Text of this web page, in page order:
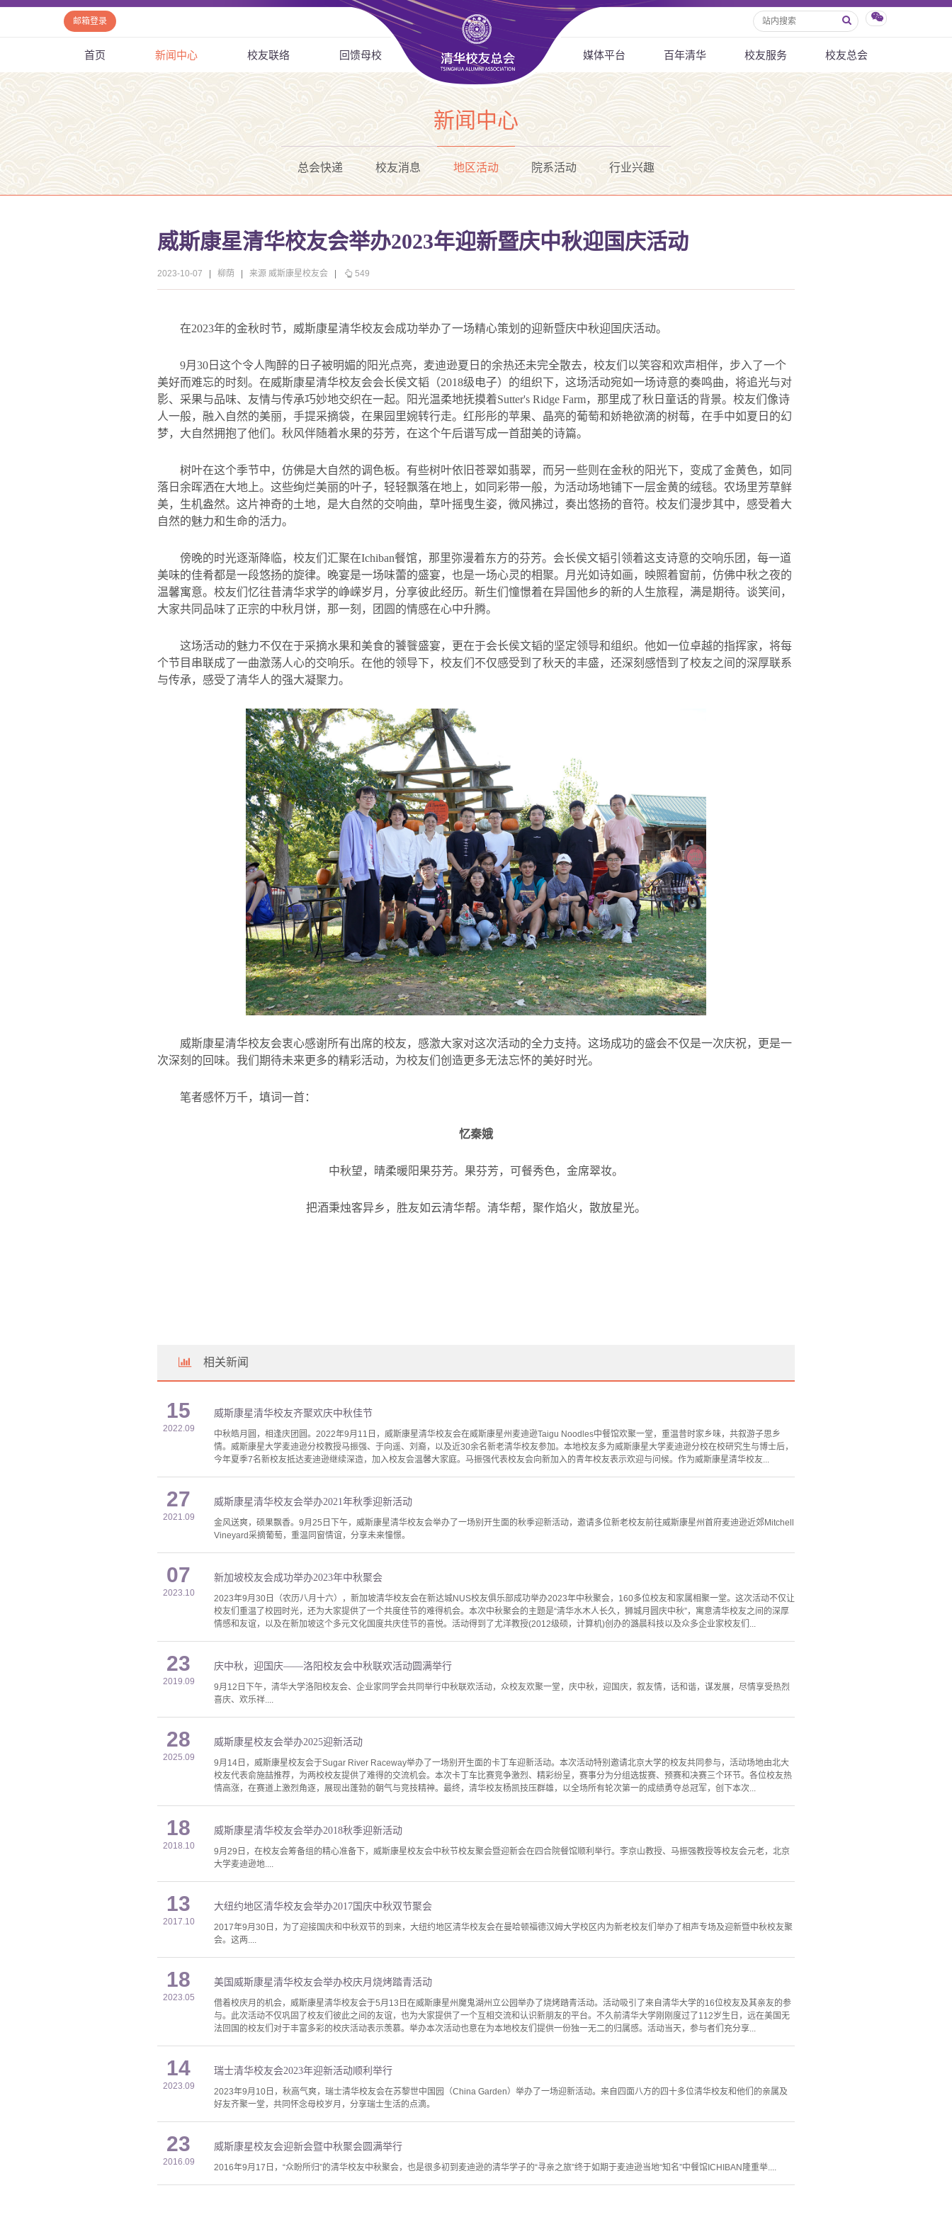
邮箱登录
首页 新闻中心 校友联络 回馈母校 媒体平台 百年清华 校友服务 校友总会
新闻中心
总会快递 校友消息 地区活动 院系活动 行业兴趣
威斯康星清华校友会举办2023年迎新暨庆中秋迎国庆活动
2023-10-07 柳荫 来源 威斯康星校友会 549
在2023年的金秋时节，威斯康星清华校友会成功举办了一场精心策划的迎新暨庆中秋迎国庆活动。
9月 30 日这个令人陶醉的日子被明媚的阳光点亮，麦迪逊夏日的余热还未完全散去，校友们以笑容和欢声相伴，步入了一个
美好而难忘的时刻。在威斯康星清华校友会会长侯文韬（2018级电子）的组织下，这场活动宛如一场诗意的奏鸣曲，将追光与对
影、采果与品味、友情与传承巧妙地交织在一起。阳光温柔地抚摸着Sutter's Ridge Farm，那里成了秋日童话的背景。校友们像诗
人一般，融入自然的美丽，手提采摘袋，在果园里婉转行走。红彤彤的苹果、晶亮的葡萄和娇艳欲滴的树莓，在手中如夏日的幻
梦，大自然拥抱了他们。秋风伴随着水果的芬芳，在这个午后谱写成一首甜美的诗篇。
树叶在这个季节中，仿佛是大自然的调色板。有些树叶依旧苍翠如翡翠，而另一些则在金秋的阳光下，变成了金黄色，如同
落日余晖洒在大地上。这些绚烂美丽的叶子，轻轻飘落在地上，如同彩带一般，为活动场地铺下一层金黄的绒毯。农场里芳草鲜
美，生机盎然。这片神奇的土地，是大自然的交响曲，草叶摇曳生姿，微风拂过，奏出悠扬的音符。校友们漫步其中，感受着大
自然的魅力和生命的活力。
傍晚的时光逐渐降临，校友们汇聚在Ichiban餐馆，那里弥漫着东方的芬芳。会长侯文韬引领着这支诗意的交响乐团，每一道
美味的佳肴都是一段悠扬的旋律。晚宴是一场味蕾的盛宴，也是一场心灵的相聚。月光如诗如画，映照着窗前，仿佛中秋之夜的
温馨寓意。校友们忆往昔清华求学的峥嵘岁月，分享彼此经历。新生们憧憬着在异国他乡的新的人生旅程，满是期待。谈笑间，
大家共同品味了正宗的中秋月饼，那一刻，团圆的情感在心中升腾。
这场活动的魅力不仅在于采摘水果和美食的饕餮盛宴，更在于会长侯文韬的坚定领导和组织。他如一位卓越的指挥家，将每
个节目串联成了一曲激荡人心的交响乐。在他的领导下，校友们不仅感受到了秋天的丰盛，还深刻感悟到了校友之间的深厚联系
与传承，感受了清华人的强大凝聚力。
威斯康星清华校友会衷心感谢所有出席的校友，感激大家对这次活动的全力支持。这场成功的盛会不仅是一次庆祝，更是一
次深刻的回味。我们期待未来更多的精彩活动，为校友们创造更多无法忘怀的美好时光。
笔者感怀万千，填词一首：
忆秦娥
中秋望，晴柔暖阳果芬芳。果芬芳，可餐秀色，金席翠妆。
把酒秉烛客异乡 ， 胜友如云清华帮。 清华帮，聚作焰火，散放星光。
相关新闻
15
2022.09
威斯康星清华校友齐聚欢庆中秋佳节
中秋皓月圆，相逢庆团圆。2022年9月11日，威斯康星清华校友会在威斯康星州麦迪逊Taigu Noodles中餐馆欢聚一堂，重温昔时家乡味，共叙游子思乡
情。威斯康星大学麦迪逊分校教授马振强、于向遥、刘裔，以及近30余名新老清华校友参加。本地校友多为威斯康星大学麦迪逊分校在校研究生与博士后，
今年夏季7名新校友抵达麦迪逊继续深造，加入校友会温馨大家庭。马振强代表校友会向新加入的青年校友表示欢迎与问候。作为威斯康星清华校友...
27
2021.09
威斯康星清华校友会举办2021年秋季迎新活动
金风送爽，硕果飘香。9月25日下午，威斯康星清华校友会举办了一场别开生面的秋季迎新活动，邀请多位新老校友前往威斯康星州首府麦迪逊近郊Mitchell
Vineyard采摘葡萄，重温同窗情谊，分享未来憧憬。
07
2023.10
新加坡校友会成功举办2023年中秋聚会
2023年9月30日（农历八月十六），新加坡清华校友会在新达城NUS校友俱乐部成功举办2023年中秋聚会，160多位校友和家属相聚一堂。这次活动不仅让
校友们重温了校园时光，还为大家提供了一个共度佳节的难得机会。本次中秋聚会的主题是“清华水木人长久，狮城月圆庆中秋”，寓意清华校友之间的深厚
情感和友谊，以及在新加坡这个多元文化国度共庆佳节的喜悦。活动得到了尤洋教授(2012级硕，计算机)创办的潞晨科技以及众多企业家校友们...
23
2019.09
庆中秋，迎国庆——洛阳校友会中秋联欢活动圆满举行
9月12日下午，清华大学洛阳校友会、企业家同学会共同举行中秋联欢活动，众校友欢聚一堂，庆中秋，迎国庆，叙友情，话和谐，谋发展，尽情享受热烈
喜庆、欢乐祥....
28
2025.09
威斯康星校友会举办2025迎新活动
9月14日，威斯康星校友会于Sugar River Raceway举办了一场别开生面的卡丁车迎新活动。本次活动特别邀请北京大学的校友共同参与，活动场地由北大
校友代表俞施喆推荐，为两校校友提供了难得的交流机会。本次卡丁车比赛竞争激烈、精彩纷呈，赛事分为分组选拔赛、预赛和决赛三个环节。各位校友热
情高涨，在赛道上激烈角逐，展现出蓬勃的朝气与竞技精神。最终，清华校友杨凯技压群雄，以全场所有轮次第一的成绩勇夺总冠军，创下本次...
18
2018.10
威斯康星清华校友会举办2018秋季迎新活动
9月29日，在校友会筹备组的精心准备下，威斯康星校友会中秋节校友聚会暨迎新会在四合院餐馆顺利举行。李京山教授、马振强教授等校友会元老，北京
大学麦迪逊地....
13
2017.10
大纽约地区清华校友会举办2017国庆中秋双节聚会
2017年9月30日，为了迎接国庆和中秋双节的到来，大纽约地区清华校友会在曼哈顿福德汉姆大学校区内为新老校友们举办了相声专场及迎新暨中秋校友聚
会。这两....
18
2023.05
美国威斯康星清华校友会举办校庆月烧烤踏青活动
借着校庆月的机会，威斯康星清华校友会于5月13日在威斯康星州魔鬼湖州立公园举办了烧烤踏青活动。活动吸引了来自清华大学的16位校友及其亲友的参
与。此次活动不仅巩固了校友们彼此之间的友谊，也为大家提供了一个互相交流和认识新朋友的平台。不久前清华大学刚刚度过了112岁生日，远在美国无
法回国的校友们对于丰富多彩的校庆活动表示羡慕。举办本次活动也意在为本地校友们提供一份独一无二的归属感。活动当天，参与者们充分享...
14
2023.09
瑞士清华校友会2023年迎新活动顺利举行
2023年9月10日，秋高气爽，瑞士清华校友会在苏黎世中国园（China Garden）举办了一场迎新活动。来自四面八方的四十多位清华校友和他们的亲属及
好友齐聚一堂，共同怀念母校岁月，分享瑞士生活的点滴。
23
2016.09
威斯康星校友会迎新会暨中秋聚会圆满举行
2016年9月17日，“众盼所归”的清华校友中秋聚会，也是很多初到麦迪逊的清华学子的“寻亲之旅”终于如期于麦迪逊当地“知名”中餐馆ICHIBAN隆重举....